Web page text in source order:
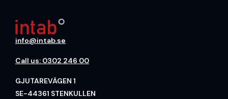
info@intab.se
Call us: 0302 246 00
GJUTAREVÄGEN 1
SE-44361 STENKULLEN